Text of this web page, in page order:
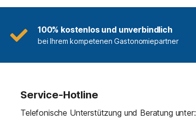
100% kostenlos und unverbindlich
bei Ihrem kompetenen Gastonomiepartner
Service-Hotline
Telefonische Unterstützung und Beratung unter: